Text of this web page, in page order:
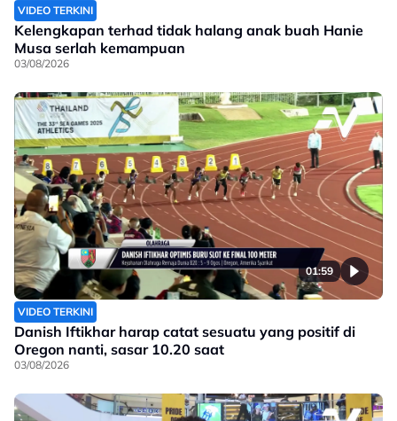
VIDEO TERKINI
Kelengkapan terhad tidak halang anak buah Hanie
Musa serlah kemampuan
03/08/2026
01:59
VIDEO TERKINI
Danish Iftikhar harap catat sesuatu yang positif di
Oregon nanti, sasar 10.20 saat
03/08/2026